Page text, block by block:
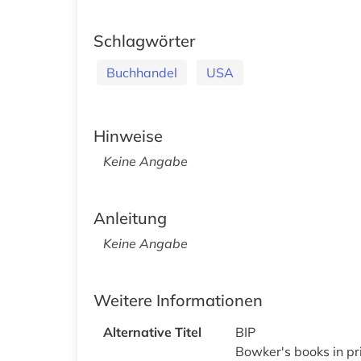
Schlagwörter
Buchhandel USA
Hinweise
Keine Angabe
Anleitung
Keine Angabe
Weitere Informationen
Alternative Titel
BIP
Bowker's books in